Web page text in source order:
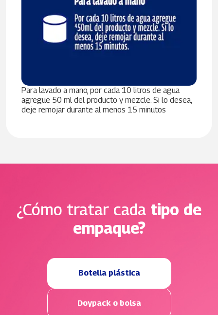
Para lavado a mano, por cada 10 litros de agua
agregue 50 ml del producto y mezcle. Si lo desea,
deje remojar durante al menos 15 minutos
¿Cómo tratar cada tipo de
empaque?
Botella plástica
Doypack o bolsa